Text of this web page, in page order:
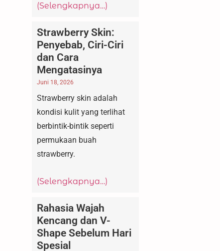
(Selengkapnya…)
Strawberry Skin:
Penyebab, Ciri-Ciri
dan Cara
Mengatasinya
Juni 18, 2026
Strawberry skin adalah
kondisi kulit yang terlihat
berbintik-bintik seperti
permukaan buah
strawberry.
(Selengkapnya…)
Rahasia Wajah
Kencang dan V-
Shape Sebelum Hari
Spesial